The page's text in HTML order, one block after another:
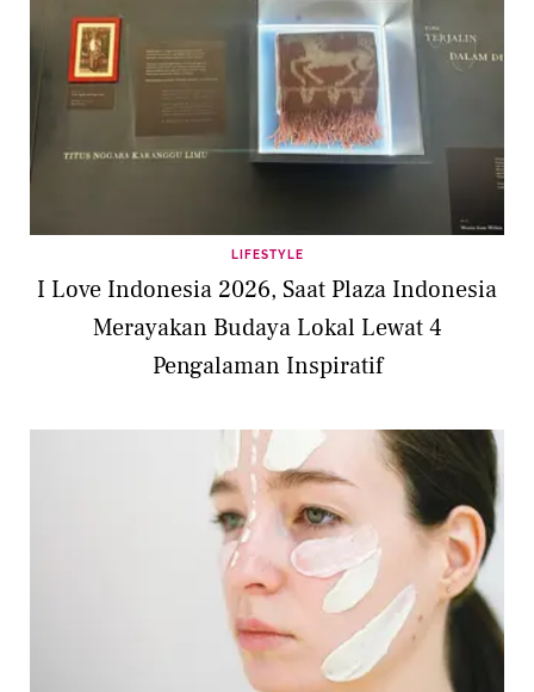
LIFESTYLE
I Love Indonesia 2026, Saat Plaza Indonesia
Merayakan Budaya Lokal Lewat 4
Pengalaman Inspiratif